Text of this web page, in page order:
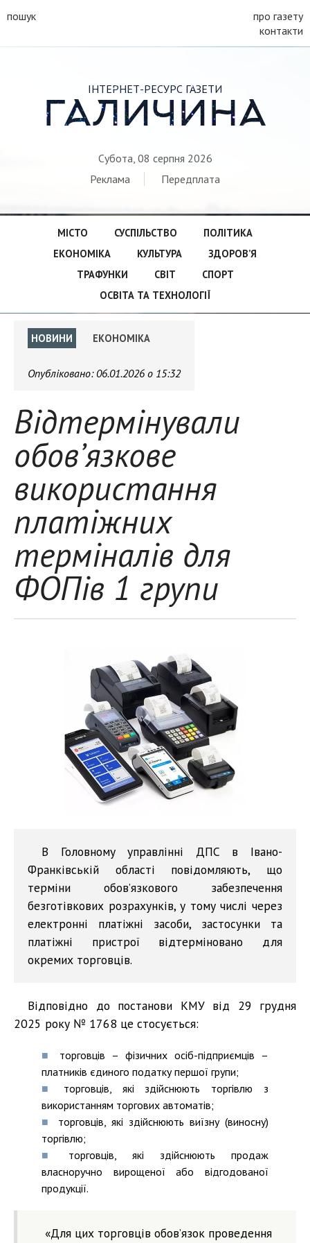
пошук
про газету
контакти
ІНТЕРНЕТ-РЕСУРС ГАЗЕТИ
ГАЛИЧИНА
Субота, 08 серпня 2026
Реклама
Передплата
МІСТО СУСПІЛЬСТВО
ПОЛІТИКА
ЕКОНОМІКА
КУЛЬТУРА
ЗДОРОВ’Я
ТРАФУНКИ
СВІТ
СПОРТ
ОСВІТА ТА ТЕХНОЛОГІЇ
НОВИНИ ЕКОНОМІКА
Опубліковано: 06.01.2026 о 15:32
Відтермінували
обов’язкове
використання
платіжних
терміналів для
ФОПів 1 групи
В Головному управлінні ДПС в Івано-
Франківській області повідомляють, що
терміни обов’язкового забезпечення
безготівкових розрахунків, у тому числі через
електронні платіжні засоби, застосунки та
платіжні пристрої відтерміновано для
окремих торговців.
Відповідно до постанови КМУ від 29 грудня
2025 року № 1768 це стосується:
торговців – фізичних осіб-підприємців –
платників єдиного податку першої групи;
торговців, які здійснюють торгівлю з
використанням торгових автоматів;
торговців, які здійснюють виїзну (виносну)
торгівлю;
торговців, які здійснюють продаж
власноручно вирощеної або відгодованої
продукції.
«Для цих торговців обов’язок проведення